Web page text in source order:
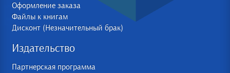
Оформление заказа
Файлы к книгам
Дисконт (Незначительный брак)
Издательство
Партнерская программа